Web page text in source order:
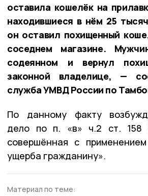
оставила кошелёк на
находившиеся в нём 25
он оставил похищенный
соседнем магазине.
содеянном и вернул
законной владелице, —
служба УМВД России по
По данному факту
дело по п. «в» ч.2 ст. 158
совершённая с применением
ущерба гражданину».
Материал по теме: